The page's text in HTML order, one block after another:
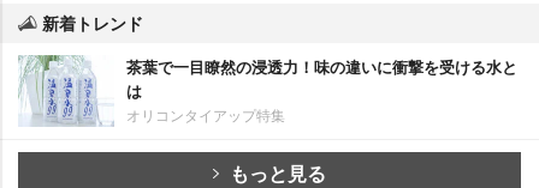
新着トレンド
茶葉で一目瞭然の浸透力！味の違いに衝撃を受ける水と
は
オリコンタイアップ特集
もっと見る